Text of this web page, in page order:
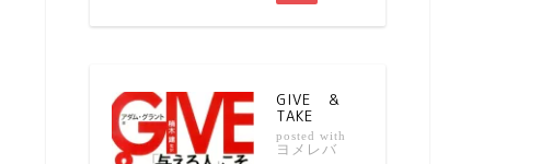
GIVE ＆
TAKE
posted with
ヨメレバ